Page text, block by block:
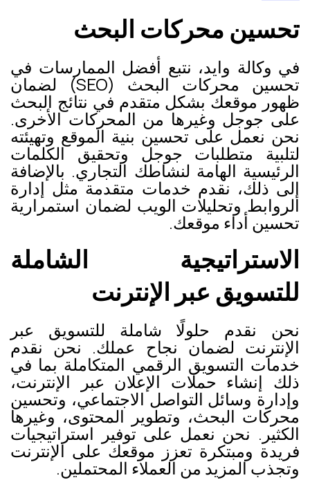
تحسين محركات البحث
في وكالة وايد، نتبع أفضل الممارسات في
تحسين محركات البحث (SEO) لضمان
ظهور موقعك بشكل متقدم في نتائج البحث
على جوجل وغيرها من المحركات الأخرى.
نحن نعمل على تحسين بنية الموقع وتهيئته
لتلبية متطلبات جوجل وتحقيق الكلمات
الرئيسية الهامة لنشاطك التجاري. بالإضافة
إلى ذلك، نقدم خدمات متقدمة مثل إدارة
الروابط وتحليلات الويب لضمان استمرارية
تحسين أداء موقعك.
الاستراتيجية الشاملة
للتسويق عبر الإنترنت
نحن نقدم حلولًا شاملة للتسويق عبر
الإنترنت لضمان نجاح عملك. نحن نقدم
خدمات التسويق الرقمي المتكاملة بما في
ذلك إنشاء حملات الإعلان عبر الإنترنت،
وإدارة وسائل التواصل الاجتماعي، وتحسين
محركات البحث، وتطوير المحتوى، وغيرها
الكثير. نحن نعمل على توفير استراتيجيات
فريدة ومبتكرة تعزز موقعك على الإنترنت
وتجذب المزيد من العملاء المحتملين.